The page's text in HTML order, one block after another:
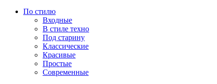
По стилю
Входные
В стиле техно
Под старину
Классические
Красивые
Простые
Современные